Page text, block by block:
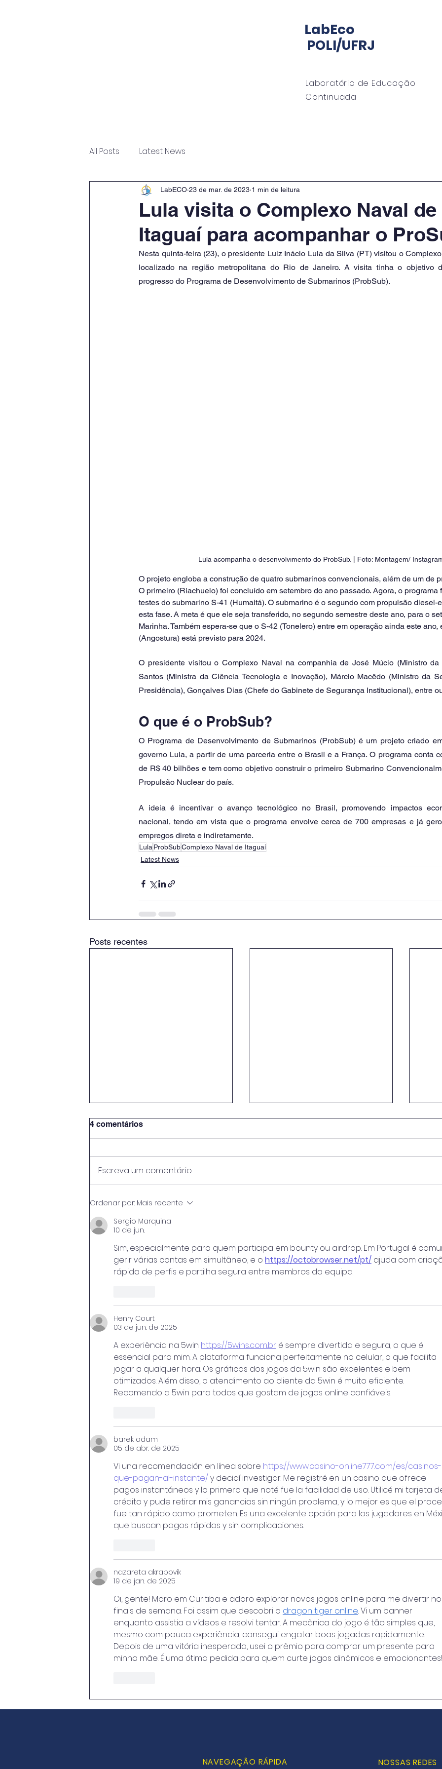
LabEco
POLI/UFRJ
Laboratório de Educação
Continuada
All Posts Latest News
Lula visita o Complexo Naval de
Itaguaí para acompanhar o
LabECO 23 de mar. de 2023 1 min de leitura
Nesta quinta-feira (23), o presidente Luiz Inácio Lula da Silva (PT) visitou o
localizado na região metropolitana do Rio de Janeiro. A visita tinha o objetivo
progresso do Programa de Desenvolvimento de Submarinos (ProbSub).
Lula acompanha o desenvolvimento do ProbSub. | Foto: Montagem/
O projeto engloba a construção de quatro submarinos convencionais, além de um de
O primeiro (Riachuelo) foi concluído em setembro do ano passado. Agora, o programa
testes do submarino S-41 (Humaitá). O submarino é o segundo com propulsão diesel-
esta fase. A meta é que ele seja transferido, no segundo semestre deste ano, para o
Marinha. Também espera-se que o S-42 (Tonelero) entre em operação ainda este ano,
(Angostura) está previsto para 2024.
O presidente visitou o Complexo Naval na companhia de José Múcio (Ministro da
Santos (Ministra da Ciência Tecnologia e Inovação), Márcio Macêdo (Ministro da
Presidência), Gonçalves Dias (Chefe do Gabinete de Segurança Institucional), entre
O que é o ProbSub?
O Programa de Desenvolvimento de Submarinos (ProbSub) é um projeto criado
governo Lula, a partir de uma parceria entre o Brasil e a França. O programa conta
de R$ 40 bilhões e tem como objetivo construir o primeiro Submarino
Propulsão Nuclear do país.
A ideia é incentivar o avanço tecnológico no Brasil, promovendo impactos
nacional, tendo em vista que o programa envolve cerca de 700 empresas e já
empregos direta e indiretamente.
LulaProbSubComplexo Naval de Itaguaí
Latest News
Posts recentes
Baker Hughes firma acordo
de US$ 9 bilhões com a
Modec
4 comentários
Escreva um comentário
Ordenar por: Mais recente
Sergio Marquina
10 de jun.
Sim, especialmente para quem participa em bounty ou airdrop. Em Portugal é
gerir várias contas em simultâneo, e o https://octobrowser.net/pt/ ajuda com
rápida de perfis e partilha segura entre membros da equipa.
Henry Court
03 de jun. de 2025
A experiência na 5win https://5wins.com.br é sempre divertida e segura, o que é
essencial para mim. A plataforma funciona perfeitamente no celular, o que facilita
jogar a qualquer hora. Os gráficos dos jogos da 5win são excelentes e bem
otimizados. Além disso, o atendimento ao cliente da 5win é muito eficiente.
Recomendo a 5win para todos que gostam de jogos online confiáveis.
barek adam
05 de abr. de 2025
Vi una recomendación en línea sobre https://www.casino-online777.com/es/casinos-
que-pagan-al-instante/ y decidí investigar. Me registré en un casino que ofrece
pagos instantáneos y lo primero que noté fue la facilidad de uso. Utilicé mi tarjeta
crédito y pude retirar mis ganancias sin ningún problema, y lo mejor es que el
fue tan rápido como prometen. Es una excelente opción para los jugadores en
que buscan pagos rápidos y sin complicaciones.
nazareta akrapovik
19 de jan. de 2025
Oi, gente! Moro em Curitiba e adoro explorar novos jogos online para me divertir
finais de semana. Foi assim que descobri o dragon tiger online. Vi um banner
enquanto assistia a vídeos e resolvi tentar. A mecânica do jogo é tão simples que,
mesmo com pouca experiência, consegui engatar boas jogadas rapidamente.
Depois de uma vitória inesperada, usei o prêmio para comprar um presente para
minha mãe. É uma ótima pedida para quem curte jogos dinâmicos e emocionantes!
NAVEGAÇÃO RÁPIDA NOSSAS REDES